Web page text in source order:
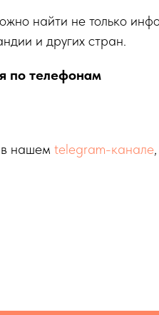
найти не только
и других стран.
по телефонам
нашем telegram-канале